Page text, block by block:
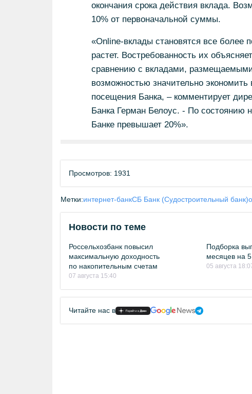
окончания срока действия вклада.
10% от первоначальной суммы.
«Online-вклады становятся все более
растет. Востребованность их
сравнению с вкладами,
возможностью значительно
посещения Банка, – комментирует
Банка Герман Белоус. - По состоянию
Банке превышает 20%».
Просмотров: 1931
Метки:интернет-банкСБ Банк (Судостроительный банк)
Новости по теме
Россельхозбанк повысил
максимальную доходность
по накопительным счетам
07 августа 15:40
Подборка
месяцев на 5
05 августа
Читайте нас в